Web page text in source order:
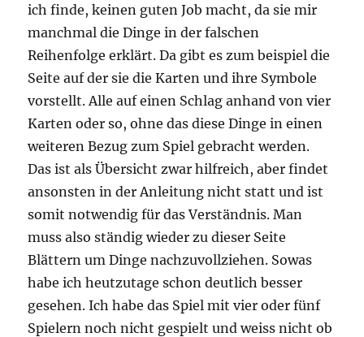
ich finde, keinen guten Job macht, da sie mir
manchmal die Dinge in der falschen
Reihenfolge erklärt. Da gibt es zum beispiel die
Seite auf der sie die Karten und ihre Symbole
vorstellt. Alle auf einen Schlag anhand von vier
Karten oder so, ohne das diese Dinge in einen
weiteren Bezug zum Spiel gebracht werden.
Das ist als Übersicht zwar hilfreich, aber findet
ansonsten in der Anleitung nicht statt und ist
somit notwendig für das Verständnis. Man
muss also ständig wieder zu dieser Seite
Blättern um Dinge nachzuvollziehen. Sowas
habe ich heutzutage schon deutlich besser
gesehen. Ich habe das Spiel mit vier oder fünf
Spielern noch nicht gespielt und weiss nicht ob